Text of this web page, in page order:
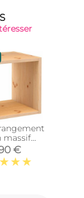
massif
(Simple)
€